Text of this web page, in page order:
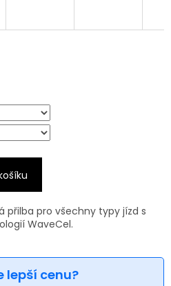
přilba pro všechny typy jízd s
WaveCel.
lepší cenu?